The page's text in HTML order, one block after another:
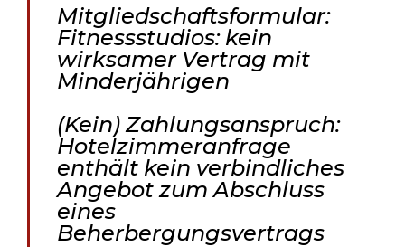
Mitgliedschaftsformular:
Fitnessstudios: kein
wirksamer Vertrag mit
Minderjährigen
(Kein) Zahlungsanspruch:
Hotelzimmeranfrage
enthält kein verbindliches
Angebot zum Abschluss
eines
Beherbergungsvertrags